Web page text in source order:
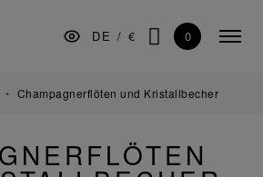
Menü
DE / €
SUCHE
0
Champagnerflöten und Kristallbecher